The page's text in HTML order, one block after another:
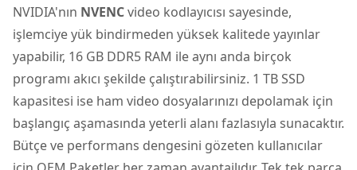
NVIDIA'nın NVENCvideo kodlayıcısı sayesinde,
işlemciye yük bindirmeden yüksek kalitede yayınlar
yapabilir, 16 GB DDR5 RAM ile aynı anda birçok
programı akıcı şekilde çalıştırabilirsiniz. 1 TB SSD
kapasitesi ise ham video dosyalarınızı depolamak için
başlangıç aşamasında yeterli alanı fazlasıyla sunacaktır.
Bütçe ve performans dengesini gözeten kullanıcılar